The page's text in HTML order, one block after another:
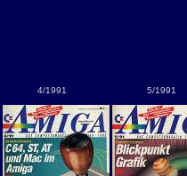
4/1991 5/1991